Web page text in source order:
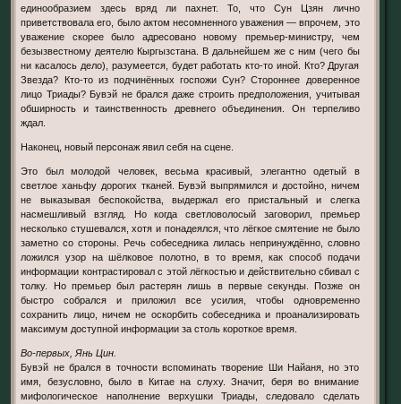
единообразием здесь вряд ли пахнет. То, что Сун Цзян лично
приветствовала его, было актом несомненного уважения — впрочем, это
уважение скорее было адресовано новому премьер-министру, чем
безызвестному деятелю Кыргызстана. В дальнейшем же с ним (чего бы
ни касалось дело), разумеется, будет работать кто-то иной. Кто? Другая
Звезда? Кто-то из подчинённых госпожи Сун? Стороннее доверенное
лицо Триады? Бувэй не брался даже строить предположения, учитывая
обширность и таинственность древнего объединения. Он терпеливо
ждал.
Наконец, новый персонаж явил себя на сцене.
Это был молодой человек, весьма красивый, элегантно одетый в
светлое ханьфу дорогих тканей. Бувэй выпрямился и достойно, ничем
не выказывая беспокойства, выдержал его пристальный и слегка
насмешливый взгляд. Но когда светловолосый заговорил, премьер
несколько стушевался, хотя и понадеялся, что лёгкое смятение не было
заметно со стороны. Речь собеседника лилась непринуждённо, словно
ложился узор на шёлковое полотно, в то время, как способ подачи
информации контрастировал с этой лёгкостью и действительно сбивал с
толку. Но премьер был растерян лишь в первые секунды. Позже он
быстро собрался и приложил все усилия, чтобы одновременно
сохранить лицо, ничем не оскорбить собеседника и проанализировать
максимум доступной информации за столь короткое время.
Во-первых, Янь Цин.
Бувэй не брался в точности вспоминать творение Ши Найаня, но это
имя, безусловно, было в Китае на слуху. Значит, беря во внимание
мифологическое наполнение верхушки Триады, следовало сделать